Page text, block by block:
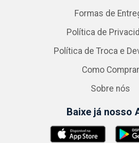
Formas de
Política de
Política de Troca e
Como Comprar
Sobre nós
Baixe já nosso